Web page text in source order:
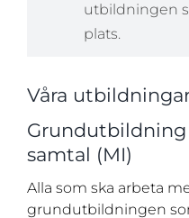
utbildningen
plats.
Våra
samtal (MI)
Alla som ska arbeta
grundutbildningen